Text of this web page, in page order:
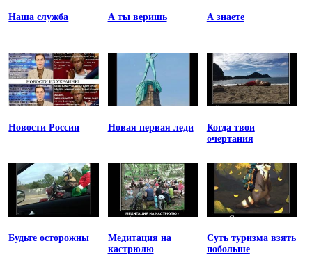
Наша служба А ты веришь А знаете
Новости России Новая первая леди
Когда твои
очертания
Будьте осторожны
Медитация на
кастрюлю
Суть туризма взять
побольше